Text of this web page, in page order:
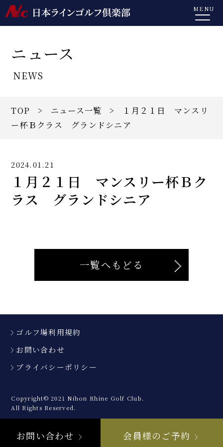
MENU
ニュース
NEWS
TOP > ニュース一覧 > １月２１日 マンスリ
ー杯Ｂクラス グランドシニア
2024.01.21
１月２１日 マンスリー杯Ｂク
ラス グランドシニア
一覧へもどる
ゴルフ場利用規約
お問い合わせ
プライバシーポリシー
Copyright© 2021 Nihon Rhine Golf Club.
All Rights Reserved.
お問い合わせ 会員様のご予約